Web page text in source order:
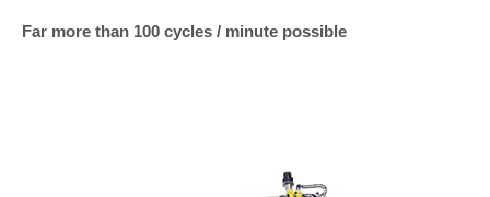
Far more than 100 cycles / minute possible